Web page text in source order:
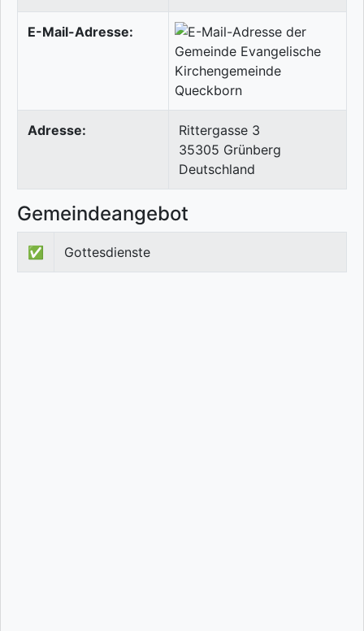
E-Mail-Adresse:
Adresse:
Rittergasse 3
35305 Grünberg
Deutschland
Gemeindeangebot
✅ Gottesdienste